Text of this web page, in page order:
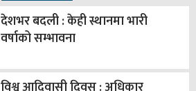
देशभर बदली : केही स्थानमा भारी
वर्षाको सम्भावना